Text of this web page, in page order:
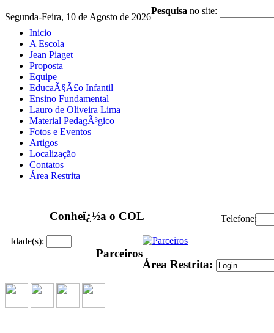
Segunda-Feira, 10 de Agosto de 2026
Pesquisa no site:
Inicio
A Escola
Jean Piaget
Proposta
Equipe
EducaÃ§Ã£o Infantil
Ensino Fundamental
Lauro de Oliveira Lima
Material PedagÃ³gico
Fotos e Eventos
Artigos
Localização
Contatos
Área Restrita
Conheï¿½a o COL Telefone:
Idade(s):
Parceiros
Área Restrita: